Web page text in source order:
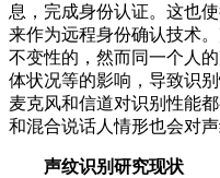
息，完成身份认证。这也
来作为远程身份确认技术
不变性的，然而同一个人
体状况等的影响，导致识
麦克风和信道对识别性能
和混合说话人情形也会对
声纹识别研究现状